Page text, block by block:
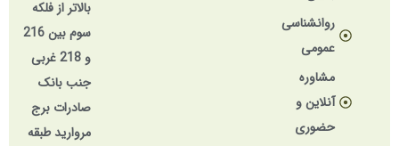
روانشناسی
عمومی
مشاوره
آنلاین و
حضوری
بالاتر از فلکه
سوم بین 216
و 218 غربی
جنب بانک
صادرات برج
مروارید طبقه